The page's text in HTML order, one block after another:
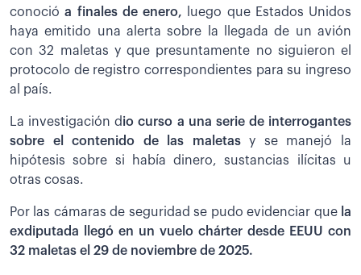
conocióa finales de enero,
luego que Estados Unidos
haya emitido una alerta sobre la llegada de un avión
con 32 maletas y que presuntamente no siguieron el
protocolo de registro correspondientes para su ingreso
al país.
La investigación dio curso a una serie de interrogantes
sobre el contenido de las maletasy se manejó la
hipótesis sobre si había dinero, sustancias ilícitas u
otras cosas.
Por las cámaras de seguridad se pudo evidenciar que la
exdiputada llegó en un vuelo chárter desde EEUU con
32 maletas el 29 de noviembre de 2025.